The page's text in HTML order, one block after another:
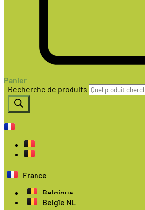
Panier
Recherche de produits
France
Belgique
Belgïe NL